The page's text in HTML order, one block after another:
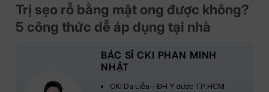
Trị sẹo rỗ bằng mật ong được không?
5 công thức dễ áp dụng tại nhà
BÁC SĨ CKI PHAN MINH
NHẬT
CKI Da Liễu – ĐH Y dược TP.HCM